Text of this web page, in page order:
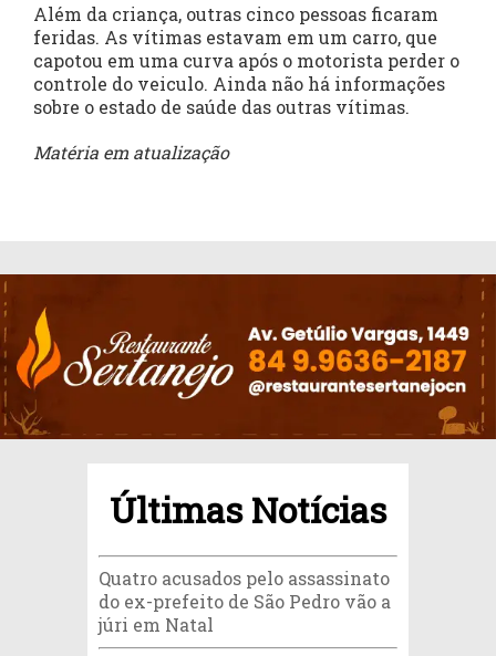
Além da criança, outras cinco pessoas ficaram
feridas. As vítimas estavam em um carro, que
capotou em uma curva após o motorista perder o
controle do veiculo. Ainda não há informações
sobre o estado de saúde das outras vítimas.
Matéria em atualização
Últimas Notícias
Quatro acusados pelo assassinato
do ex-prefeito de São Pedro vão a
júri em Natal